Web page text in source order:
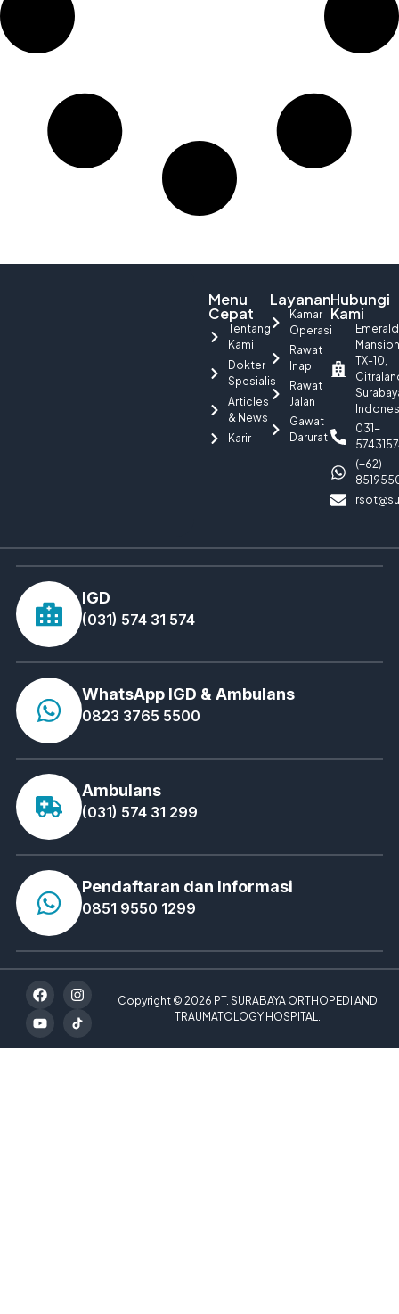
Menu
Cepat
Tentang
Kami
Dokter
Spesialis
Articles
& News
Karir
Layanan
Kamar
Operasi
Rawat
Inap
Rawat
Jalan
Gawat
Darurat
Hubungi
Kami
Emerald
Mansion
TX-10,
031-
(+62)
IGD
(031) 574 31 574
WhatsApp IGD & Ambulans
0823 3765 5500
Ambulans
(031) 574 31 299
Pendaftaran dan Informasi
0851 9550 1299
Copyright © 2026 PT. SURABAYA ORTHOPEDI AND
TRAUMATOLOGY HOSPITAL.